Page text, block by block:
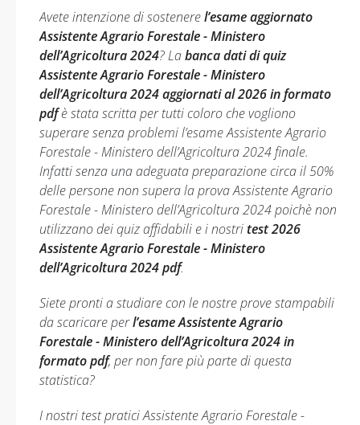
Avete intenzione di sostenerel’esame aggiornato
Assistente Agrario Forestale - Ministero
dell’Agricoltura 2024? Labanca dati di quiz
Assistente Agrario Forestale - Ministero
dell’Agricoltura 2024 aggiornati al 2026 in formato
pdfè stata scritta per tutti coloro che vogliono
superare senza problemi l’esame Assistente Agrario
Forestale - Ministero dell’Agricoltura 2024 finale.
Infatti senza una adeguata preparazione circa il 50%
delle persone non supera la prova Assistente Agrario
Forestale - Ministero dell’Agricoltura 2024 poichè non
utilizzano dei quiz affidabili e i nostri test 2026
Assistente Agrario Forestale - Ministero
dell’Agricoltura 2024 pdf.
Siete pronti a studiare con le nostre prove stampabili
da scaricare perl’esame Assistente Agrario
Forestale - Ministero dell’Agricoltura 2024 in
formato pdf, per non fare più parte di questa
statistica?
I nostri test pratici Assistente Agrario Forestale -